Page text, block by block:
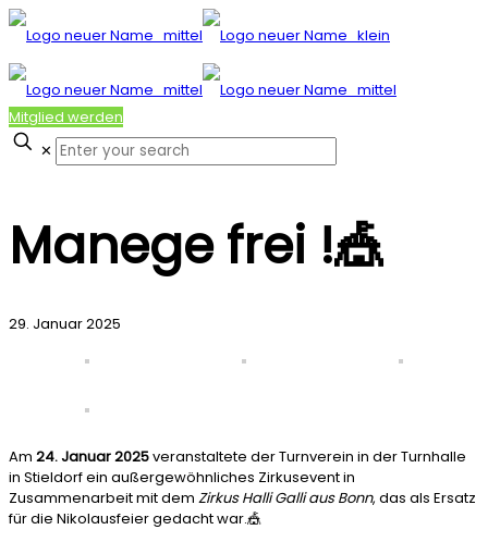
Mitglied werden
✕
Manege frei !🎪
29. Januar 2025
Am 24. Januar 2025veranstaltete der Turnverein in der Turnhalle
in Stieldorf ein außergewöhnliches Zirkusevent in
Zusammenarbeit mit dem Zirkus Halli Galli aus Bonn, das als Ersatz
für die Nikolausfeier gedacht war.🎪